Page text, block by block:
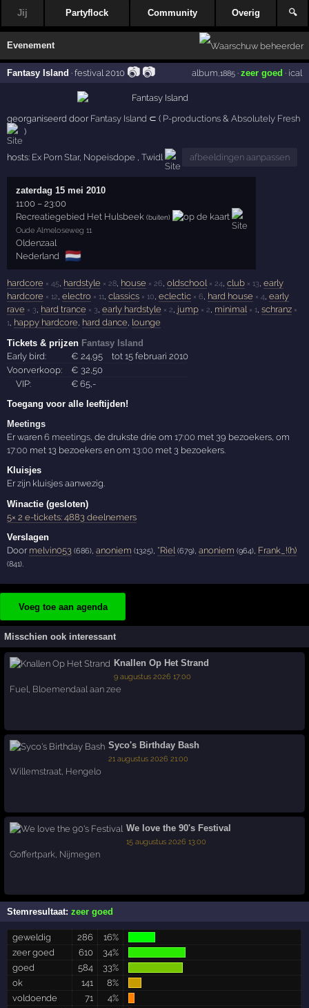
Jij Partyflock Community Overig 🔍
Evenement
Fantasy Island ·festival 2010 📷📷 album ,1885· zeer goed · ical
georganiseerd door Fantasy Island ⊂ ( P-productions &Absolutely Fresh
)
hosts: Ex Porn Star, Nopeisdope ,Twidl afbeeldingen aanpassen
zaterdag 15 mei 2010
11:00 –23:00
Recreatiegebied Het Hulsbeek (buiten)
Oude Almeloseweg 11
Oldenzaal
Nederland 🇳🇱
hardcore × 45, hardstyle × 28, house × 26,oldschool × 24,club × 13,early
hardcore × 12,electro × 11,classics × 10,eclectic × 6, hard house × 4,early
rave × 3, hard trance × 3,early hardstyle × 2, jump × 2, minimal × 1,schranz ×
1, happy hardcore, hard dance, lounge
Tickets & prijzen Fantasy Island
Early bird:
€ 24 ,95
tot 15 februari 2010
Voorverkoop:
€ 32 ,50
VIP:
€65 ,-
Toegang voor alle leeftijden!
Meetings
Er waren6 meetings, de drukste drie om17:00 met 39 bezoekers, om
17:00 met 13 bezoekers en om13:00 met 3 bezoekers.
Kluisjes
Er zijn kluisjes aanwezig.
Winactie (gesloten)
5× 2 e-tickets: 4883 deelnemers
Verslagen
Door melvin053 (686) ,anoniem (1325) *Riel (679) ,anoniem (964) Frank_!(h)
(841)
Voeg toe aan agenda
Misschien ook interessant
Knallen Op Het Strand
9 augustus 2026 17:00
Fuel, Bloemendaal aan zee
Syco's Birthday Bash
21 augustus 2026 21:00
Willemstraat, Hengelo
We love the 90's Festival
15 augustus 2026 13:00
Goffertpark Nijmegen
Stemresultaat:zeer goed
geweldig 286
16%
zeer goed
610
34%
goed
584
33%
ok
141
8%
voldoende
71
4%